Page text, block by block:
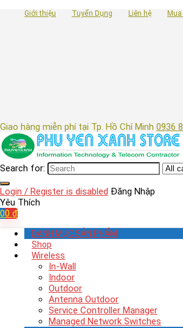
Giới thiệu Tuyển Dụng Liên hệ
Giao hàng miễn phí tại Tp. Hồ Chí Minh 0936
Search for:
Login / Register is disabled Đăng Nhập
Yêu Thích
00 ₫
DANH MỤC SẢN PHẨM
Shop
Wireless
In-Wall
Indoor
Outdoor
Antenna Outdoor
Service Controller Manager
Managed Network Switches